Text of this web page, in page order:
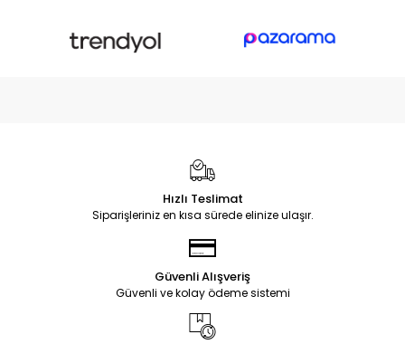
Hızlı Teslimat
Siparişleriniz en kısa sürede elinize ulaşır.
Güvenli Alışveriş
Güvenli ve kolay ödeme sistemi